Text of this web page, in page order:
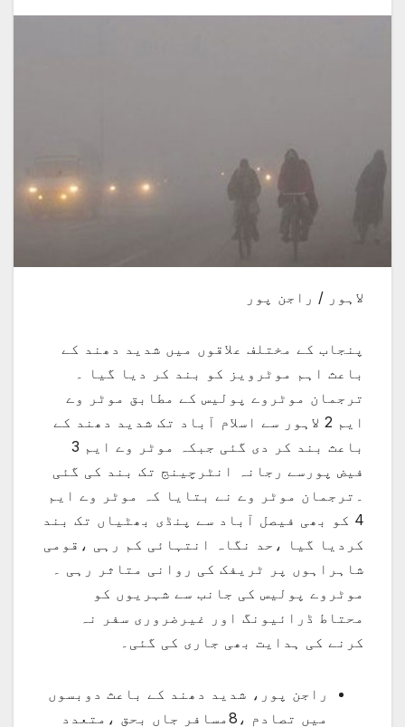
لاہور / راجن پور
پنجاب کے مختلف علاقوں میں شدید دھند کے
باعث اہم موٹرویز کو بند کر دیا گیا ۔
ترجمان موٹروے پولیس کے مطابق موٹر وے
ایم 2 لاہور سے اسلام آباد تک شدید دھند کے
باعث بند کر دی گئی جبکہ موٹر وے ایم 3
فیض پورسے رجانہ انٹرچینج تک بند کی گئی
۔ترجمان موٹر وے نے بتایا کہ موٹر وے ایم
4 کو بھی فیصل آباد سے پنڈی بھٹیاں تک بند
کردیا گیا ،حد نگاہ انتہائی کم رہی ،قومی
شاہراہوں پر ٹریفک کی روانی متاثر رہی ۔
موٹروے پولیس کی جانب سے شہریوں کو
محتاط ڈرائیونگ اور غیرضروری سفر نہ
کرنے کی ہدایت بھی جاری کی گئی۔
راجن پور، شدید دھند کے باعث دوبسوں
میں تصادم ،8مسافر جاں بحق ،متعدد